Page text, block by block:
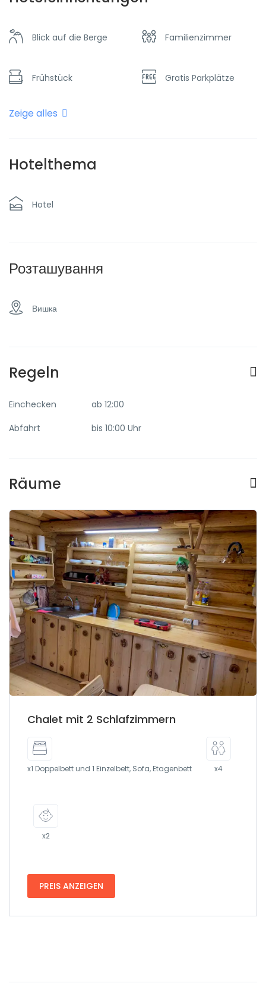
Blick auf die Berge Familienzimmer
Frühstück Gratis Parkplätze
Heizung
Taxi und Transfer
Zeige alles
Hotelthema
Hotel
Розташування
Вишка
Regeln
Einchecken
ab 12:00
Abfahrt
bis 10:00 Uhr
Räume
Chalet mit 2 Schlafzimmern
x1 Doppelbett und 1 Einzelbett, Sofa, Etagenbett x4
x2
PREIS ANZEIGEN